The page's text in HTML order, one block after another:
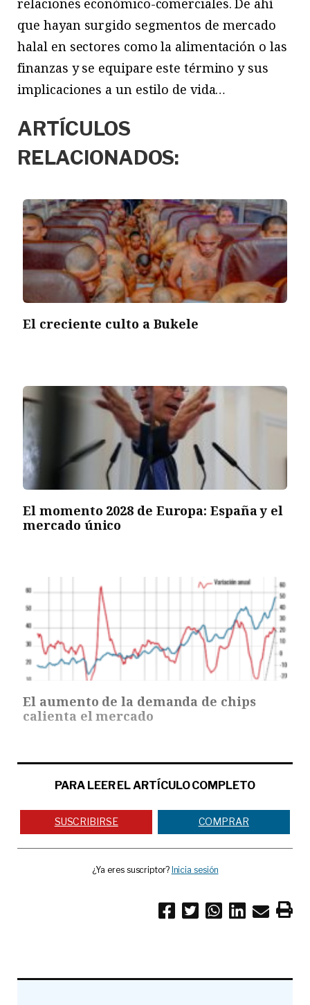
relaciones económico-comerciales. De ahí
que hayan surgido segmentos de mercado
halal en sectores como la alimentación o las
finanzas y se equipare este término y sus
implicaciones a un estilo de vida…
ARTÍCULOS
RELACIONADOS:
El creciente culto a Bukele
El momento 2028 de Europa: España y el
mercado único
El aumento de la demanda de chips
calienta el mercado
PARA LEER EL ARTÍCULO COMPLETO
SUSCRIBIRSE COMPRAR
¿Ya eres suscriptor? Inicia sesión